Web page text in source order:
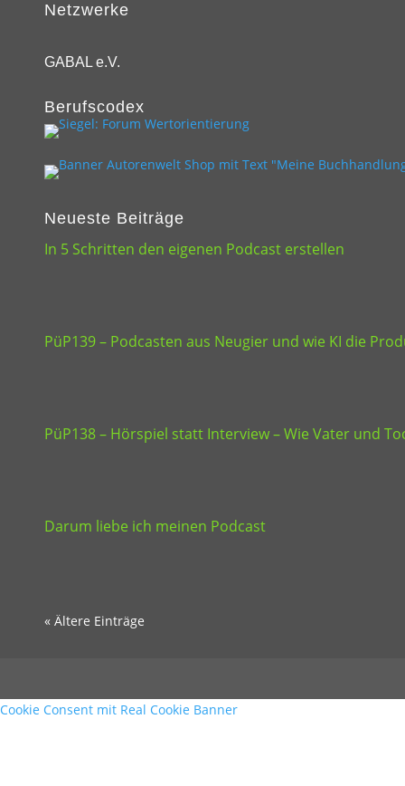
Netzwerke
GABAL e.V.
Berufscodex
Neueste Beiträge
In 5 Schritten den eigenen Podcast erstellen
PüP139 – Podcasten aus Neugier und wie KI die
PüP138 – Hörspiel statt Interview – Wie Vater und
Darum liebe ich meinen Podcast
« Ältere Einträge
Cookie Consent mit Real Cookie Banner